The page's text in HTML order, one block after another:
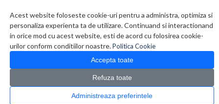
Acest website foloseste cookie-uri pentru a administra, optimiza si
personaliza experienta ta de utilizare. Continuand si interactionand
in orice mod cu acest website, esti de acord cu folosirea cookie-
urilor conform conditiilor noastre.Politica Cookie
Accepta toate
Refuza toate
Administreaza preferintele
0 produs(e)
CATALOG PRODUSE
Consumabile originale > Inkjet > Ink HP 935 yellow